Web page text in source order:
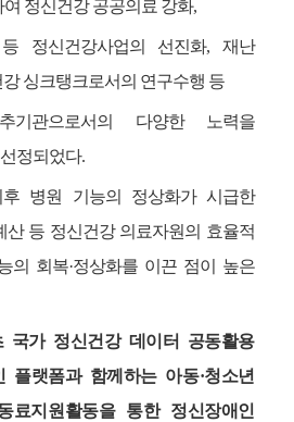
여 정신건강 공공의료 강화,
정신건강사업의 선진화, 재난
싱크탱크로서의 연구수행 등
기관으로서의 다양한 노력을
정되었다.
병원 기능의 정상화가 시급한
산 등 정신건강 의료자원의 효율적
의 회복·정상화를 이끈 점이 높은
가 정신건강 데이터 공동활용
랫폼과 함께하는 아동·청소년
지원활동을 통한 정신장애인